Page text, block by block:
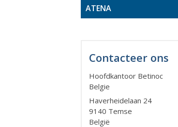
ATENA
Contacteer ons
Hoofdkantoor Betinoc
Belgie
Haverheidelaan 24
9140 Temse
België